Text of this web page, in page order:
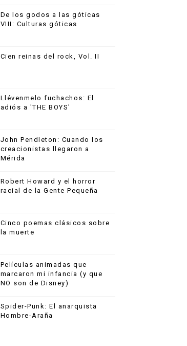
De los godos a las góticas
VIII: Culturas góticas
Cien reinas del rock, Vol. II
Llévenmelo fuchachos: El
adiós a 'THE BOYS'
John Pendleton: Cuando los
creacionistas llegaron a
Mérida
Robert Howard y el horror
racial de la Gente Pequeña
Cinco poemas clásicos sobre
la muerte
Películas animadas que
marcaron mi infancia (y que
NO son de Disney)
Spider-Punk: El anarquista
Hombre-Araña